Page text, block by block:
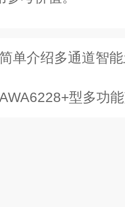
简单介绍多通道智能土壤（
型多功能声级计配置不同